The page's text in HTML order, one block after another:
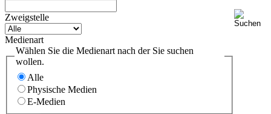
Zweigstelle
Medienart
Wählen Sie die Medienart nach der Sie suchen
wollen.
Alle
Physische Medien
E-Medien